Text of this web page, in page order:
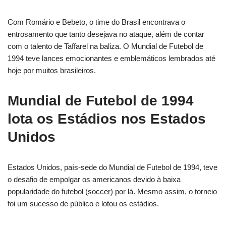
Com Romário e Bebeto, o time do Brasil encontrava o
entrosamento que tanto desejava no ataque, além de contar
com o talento de Taffarel na baliza. O Mundial de Futebol de
1994 teve lances emocionantes e emblemáticos lembrados até
hoje por muitos brasileiros.
Mundial de Futebol de 1994
lota os Estádios nos Estados
Unidos
Estados Unidos, país-sede do Mundial de Futebol de 1994, teve
o desafio de empolgar os americanos devido à baixa
popularidade do futebol (soccer) por lá. Mesmo assim, o torneio
foi um sucesso de público e lotou os estádios.